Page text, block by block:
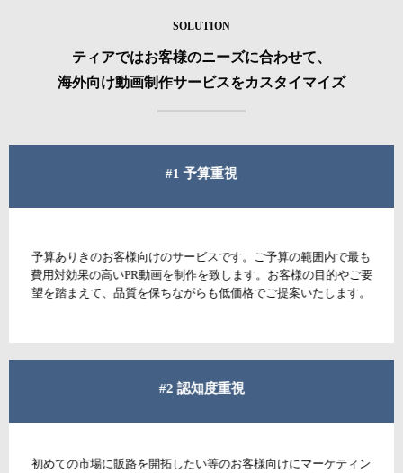
SOLUTION
ティアではお客様のニーズに合わせて、
海外向け動画制作サービスをカスタイマイズ
#1 予算重視
予算ありきのお客様向けのサービスです。ご予算の範囲内で最も
費用対効果の高いPR動画を制作を致します。お客様の目的やご要
望を踏まえて、品質を保ちながらも低価格でご提案いたします。
#2 認知度重視
初めての市場に販路を開拓したい等のお客様向けにマーケティン